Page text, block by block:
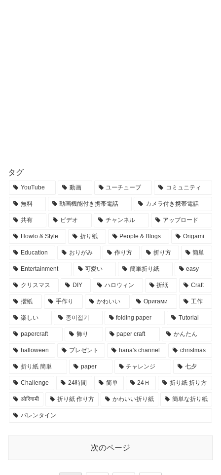
タグ
YouTube 動画 ユーチューブ コミュニティ
無料 動画機能付き携帯電話 カメラ付き携帯電話
共有 ビデオ チャンネル アップロード
Howto & Style 折り紙 People & Blogs Origami
Education おりがみ 作り方 折り方 簡単
Entertainment 可愛い 簡単折り紙 easy
クリスマス DIY ハロウィン 折纸 Craft
摺紙 手作り かわいい Оригами 工作
楽しい 종이접기 folding paper Tutorial
papercraft 飾り paper craft かんたん
halloween プレゼント hana's channel christmas
折り紙 簡単 paper チャレンジ 七夕
Challenge 24時間 简单 24Ｈ 折り紙 折り方
ओरिगामी 折り紙 作り方 かわいい折り紙 簡単な折り紙
バレンタイン
次のページ